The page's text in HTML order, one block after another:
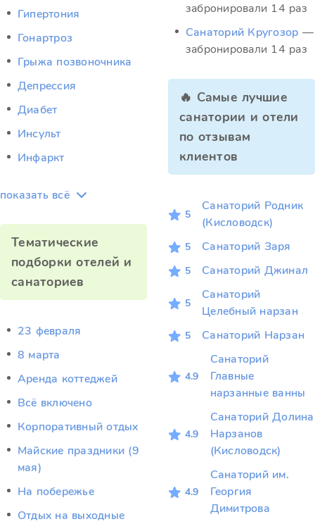
Гипертония
Гонартроз
Грыжа позвоночника
Депрессия
Диабет
Инсульт
Инфаркт
показать всё
Тематические
подборки отелей и
санаториев
23 февраля
8 марта
Аренда коттеджей
Всё включено
Корпоративный отдых
Майские праздники (9
мая)
На побережье
Отдых на выходные
забронировали 14 раз
Санаторий Кругозор —
забронировали 14 раз
🔥 Самые лучшие
санатории и отели
по отзывам
клиентов
5
Санаторий Родник
(Кисловодск)
5 Санаторий Заря
5 Санаторий Джинал
5
Санаторий
Целебный нарзан
5 Санаторий Нарзан
4.9
Санаторий
Главные
нарзанные ванны
4.9
Санаторий Долина
Нарзанов
(Кисловодск)
4.9
Санаторий им.
Георгия
Димитрова